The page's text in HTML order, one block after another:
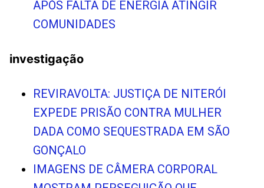
APÓS FALTA DE ENERGIA ATINGIR
COMUNIDADES
investigação
REVIRAVOLTA: JUSTIÇA DE NITERÓI
EXPEDE PRISÃO CONTRA MULHER
DADA COMO SEQUESTRADA EM SÃO
GONÇALO
IMAGENS DE CÂMERA CORPORAL